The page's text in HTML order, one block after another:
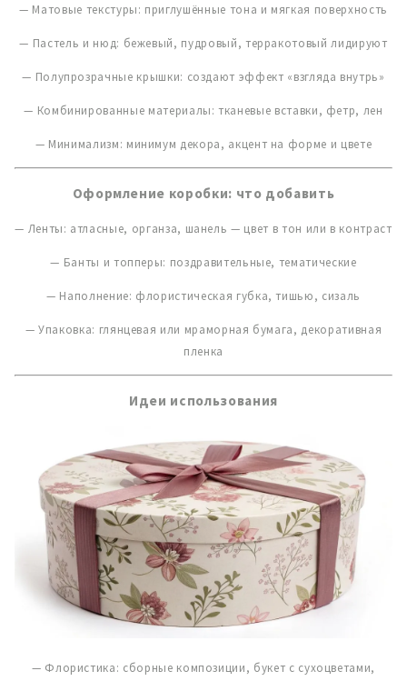
— Матовые текстуры: приглушённые тона и мягкая поверхность
— Пастель и нюд: бежевый, пудровый, терракотовый лидируют
— Полупрозрачные крышки: создают эффект «взгляда внутрь»
— Комбинированные материалы: тканевые вставки, фетр, лен
— Минимализм: минимум декора, акцент на форме и цвете
Оформление коробки: что добавить
— Ленты: атласные, органза, шанель — цвет в тон или в контраст
— Банты и топперы: поздравительные, тематические
— Наполнение: флористическая губка, тишью, сизаль
— Упаковка: глянцевая или мраморная бумага, декоративная
пленка
Идеи использования
— Флористика: сборные композиции, букет с сухоцветами,